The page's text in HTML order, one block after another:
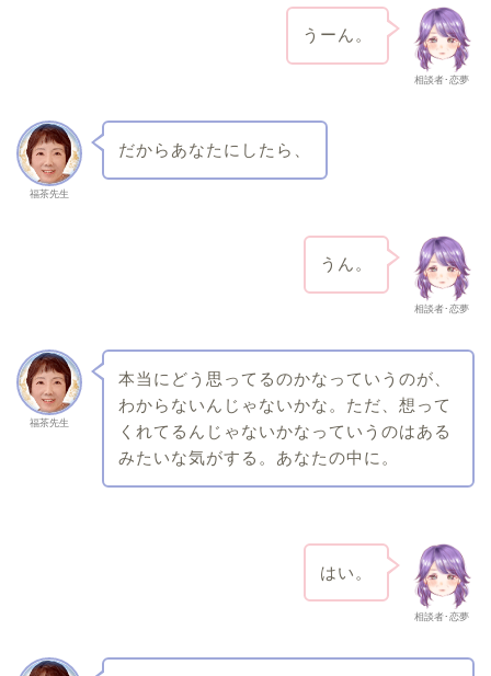
相談者･恋夢
うーん。
福茶先生
だからあなたにしたら、
相談者･恋夢
うん。
福茶先生
本当にどう思ってるのかなっていうのが、
わからないんじゃないかな。ただ、想って
くれてるんじゃないかなっていうのはある
みたいな気がする。あなたの中に。
相談者･恋夢
はい。